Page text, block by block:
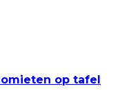
op tafel